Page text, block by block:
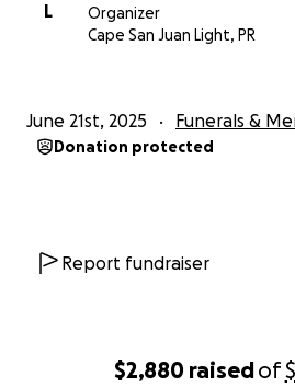
$2,880 raisedof
L
Organizer
Cape San Juan Light, PR
June 21st, 2025 Funerals &
Donation protected
Report fundraiser